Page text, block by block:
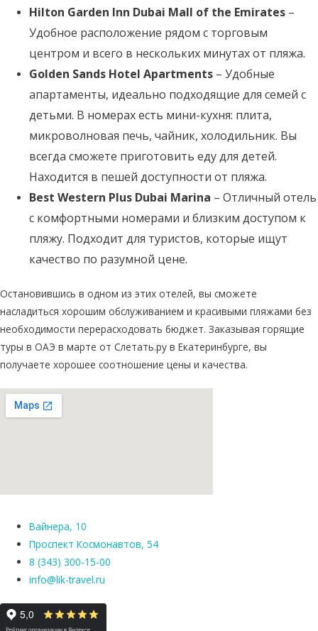
Hilton Garden Inn Dubai Mall of the Emirates –
Удобное расположение рядом с торговым
центром и всего в нескольких минутах от пляжа.
Golden Sands Hotel Apartments – Удобные
апартаменты, идеально подходящие для семей с
детьми. В номерах есть мини-кухня: плита,
микроволновая печь, чайник, холодильник. Вы
всегда сможете приготовить еду для детей.
Находится в пешей доступности от пляжа.
Best Western Plus Dubai Marina – Отличный отель
с комфортными номерами и близким доступом к
пляжу. Подходит для туристов, которые ищут
качество по разумной цене.
Остановившись в одном из этих отелей, вы сможете
насладиться хорошим обслуживанием и красивыми пляжами без
необходимости перерасходовать бюджет. Заказывая горящие
туры в ОАЭ в марте от Слетать.ру в Екатеринбурге, вы
получаете хорошее соотношение цены и качества.
Вайнера, 10
Проспект Космонавтов, 54
8 (343) 300-15-00
info@lik-travel.ru